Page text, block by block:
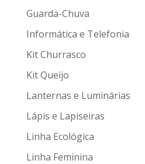
Guarda-Chuva
Informática e Telefonia
Kit Churrasco
Kit Queijo
Lanternas e Luminárias
Lápis e Lapiseiras
Linha Ecológica
Linha Feminina